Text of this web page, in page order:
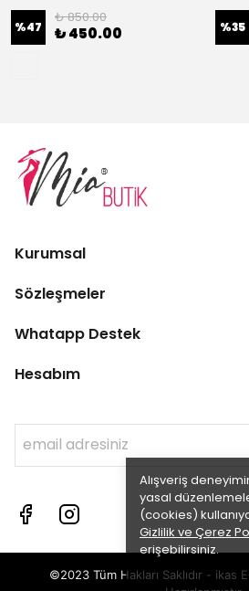
Alışveriş
yasal
(cookies)
Gizlilik ve Çerez
erişebilirsiniz.
%47
₺ 850.00
₺ 450.00 %35
Kurumsal
Sözleşmeler
Whatapp Destek
Hesabım
©2023 Tüm Hakları Saklıdır - ikas